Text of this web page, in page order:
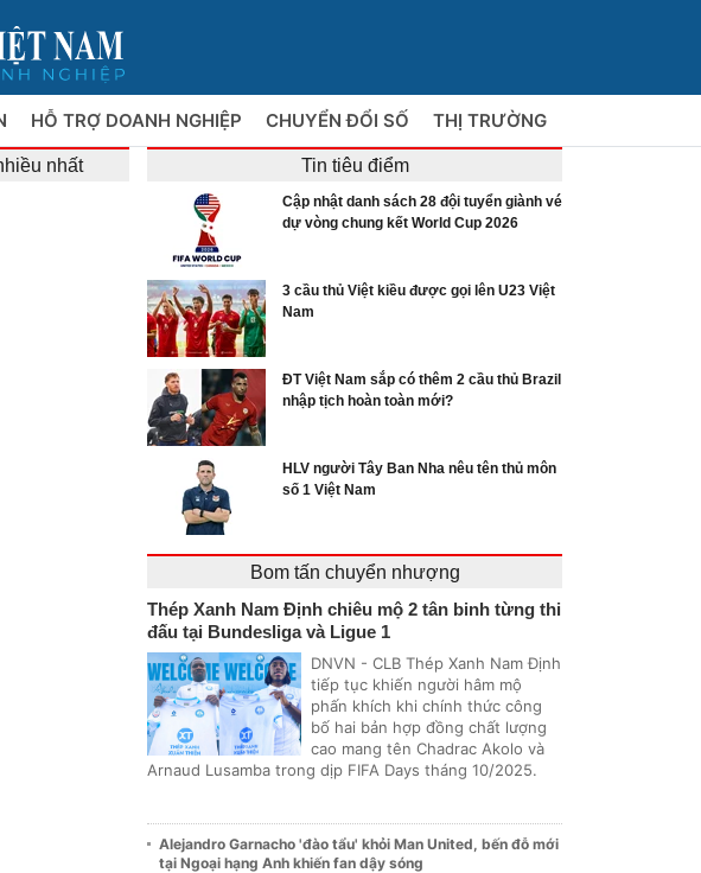
HỖ TRỢ DOANH NGHIỆP CHUYỂN ĐỔI SỐ THỊ TRƯỜNG
nhất Tin tiêu điểm
Cập nhật danh sách 28 đội tuyển giành vé
dự vòng chung kết World Cup 2026
3 cầu thủ Việt kiều được gọi lên U23 Việt
Nam
ĐT Việt Nam sắp có thêm 2 cầu thủ Brazil
nhập tịch hoàn toàn mới?
HLV người Tây Ban Nha nêu tên thủ môn
số 1 Việt Nam
Bom tấn chuyển nhượng
Thép Xanh Nam Định chiêu mộ 2 tân binh từng thi
đấu tại Bundesliga và Ligue 1
DNVN - CLB Thép Xanh Nam Định
tiếp tục khiến người hâm mộ
phấn khích khi chính thức công
bố hai bản hợp đồng chất lượng
cao mang tên Chadrac Akolo và
Arnaud Lusamba trong dịp FIFA Days tháng 10/2025.
Alejandro Garnacho 'đào tẩu' khỏi Man United, bến đỗ mới
tại Ngoại hạng Anh khiến fan dậy sóng